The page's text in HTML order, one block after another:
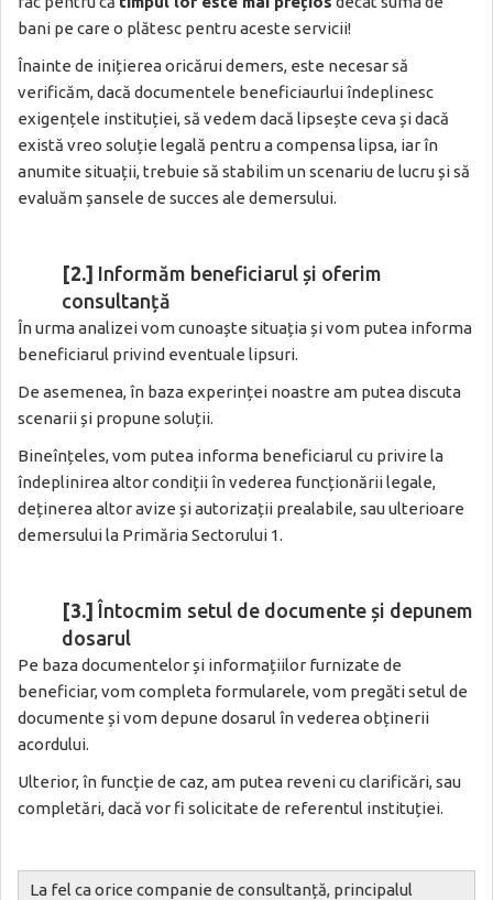
bani pe care o plătesc pentru aceste servicii!
Înainte de inițierea oricărui demers, este necesar să
verificăm, dacă documentele beneficiaurlui îndeplinesc
exigențele instituției, să vedem dacă lipsește ceva și dacă
există vreo soluție legală pentru a compensa lipsa, iar în
anumite situații, trebuie să stabilim un scenariu de lucru și să
evaluăm șansele de succes ale demersului.
[2.] Informăm beneficiarul și oferim
consultanță
În urma analizei vom cunoaște situația și vom putea informa
beneficiarul privind eventuale lipsuri.
De asemenea, în baza experinței noastre am putea discuta
scenarii și propune soluții.
Bineînțeles, vom putea informa beneficiarul cu privire la
îndeplinirea altor condiții în vederea funcționării legale,
deținerea altor avize și autorizații prealabile, sau ulterioare
demersului la Primăria Sectorului 1.
[3.] Întocmim setul de documente și depunem
dosarul
Pe baza documentelor și informațiilor furnizate de
beneficiar, vom completa formularele, vom pregăti setul de
documente și vom depune dosarul în vederea obținerii
acordului.
Ulterior, în funcție de caz, am putea reveni cu clarificări, sau
completări, dacă vor fi solicitate de referentul instituției.
La fel ca orice companie de consultanță, principalul